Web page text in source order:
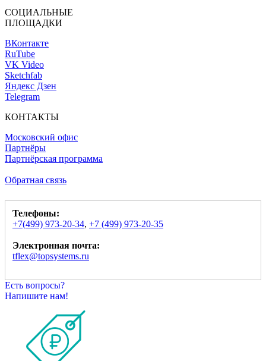
СОЦИАЛЬНЫЕ
ПЛОЩАДКИ
ВКонтакте
RuTube
VK Video
Sketchfab
Яндекс Дзен
Telegram
КОНТАКТЫ
Московский офис
Партнёры
Партнёрская программа
Обратная связь
Телефоны:
+7(499) 973-20-34, +7 (499) 973-20-35
Электронная почта:
tflex@topsystems.ru
Есть вопросы?
Напишите нам!